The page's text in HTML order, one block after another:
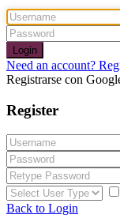
Login
Need an account?
Registrarse con
Register
Back to Login